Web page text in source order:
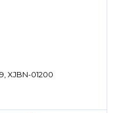
XJBN-01200